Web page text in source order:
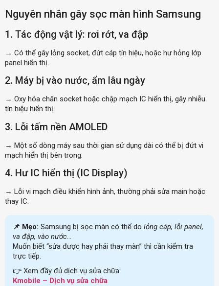
Nguyên nhân gây sọc màn hình Samsung
1. Tác động vật lý: rơi rớt, va đập
→ Có thể gây lỏng socket, đứt cáp tín hiệu, hoặc hư hỏng lớp
panel hiển thị.
2. Máy bị vào nước, ẩm lâu ngày
→ Oxy hóa chân socket hoặc chập mạch IC hiển thị, gây nhiễu
tín hiệu hiển thị.
3. Lỗi tấm nền AMOLED
→ Một số dòng máy sau thời gian sử dụng dài có thể bị đứt vi
mạch hiển thị bên trong.
4. Hư IC hiển thị (IC Display)
→ Lỗi vi mạch điều khiển hình ảnh, thường phải sửa main hoặc
thay IC.
📌 Mẹo: Samsung bị sọc màn có thể do lỏng cáp, lỗi panel,
va đập, vào nước…
Muốn biết “sửa được hay phải thay màn” thì cần kiểm tra
trực tiếp.
👉 Xem đầy đủ dịch vụ sửa chữa:
Kmobile – Dịch vụ sửa chữa